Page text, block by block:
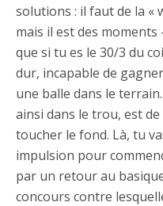
solutions : il faut de la «
mais il est des
que si tu es le 30/3 du
dur, incapable de
une balle dans le
ainsi dans le trou, est de
toucher le fond. Là, tu
impulsion pour
par un retour au
concours contre